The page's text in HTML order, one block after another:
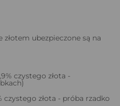
złotem ubezpieczone są na
czystego złota -
czystego złota - próba rzadko